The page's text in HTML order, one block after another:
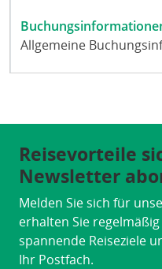
Allgemeine
Reisevorteile
Newsletter
Melden Sie sich für
erhalten Sie
spannende Reiseziele
Ihr Postfach.